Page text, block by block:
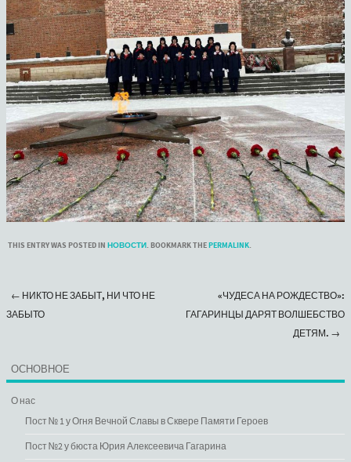
THIS ENTRY WAS POSTED IN НОВОСТИ. BOOKMARK THEPERMALINK.
Post navigation
← НИКТО НЕ ЗАБЫТ, НИ ЧТО НЕ
ЗАБЫТО
«ЧУДЕСА НА РОЖДЕСТВО»:
ГАГАРИНЦЫ ДАРЯТ ВОЛШЕБСТВО
ДЕТЯМ. →
ОСНОВНОЕ
О нас
Пост № 1 у Огня Вечной Славы в Сквере Памяти Героев
Пост №2 у бюста Юрия Алексеевича Гагарина